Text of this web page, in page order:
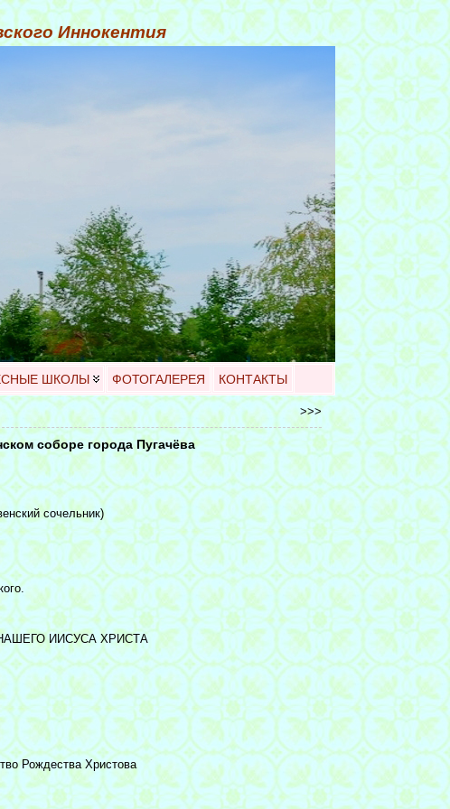
Иннокентия
ШКОЛЫ ФОТОГАЛЕРЕЯ КОНТАКТЫ
>>>
соборе города Пугачёва
сочельник)
ИИСУСА ХРИСТА
Рождества Христова